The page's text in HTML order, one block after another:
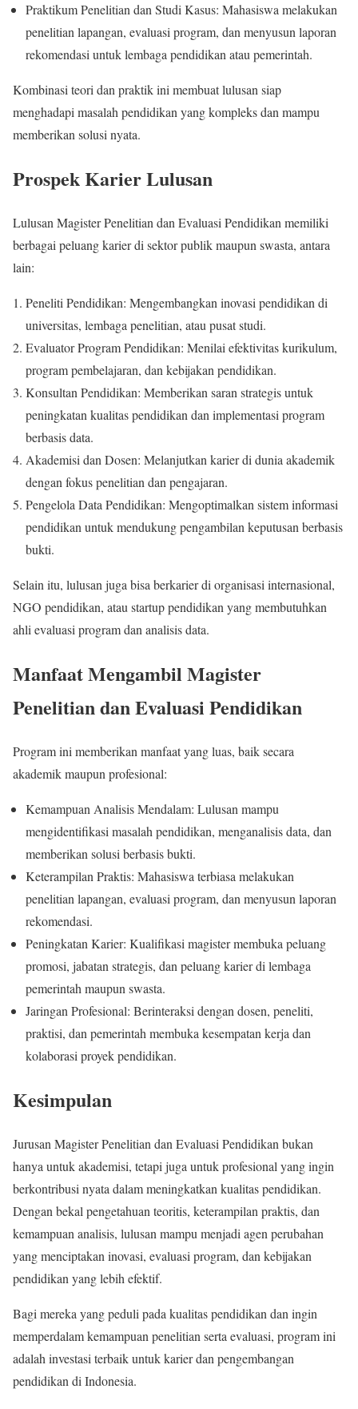
Praktikum Penelitian dan Studi Kasus: Mahasiswa melakukan
penelitian lapangan, evaluasi program, dan menyusun laporan
rekomendasi untuk lembaga pendidikan atau pemerintah.
Kombinasi teori dan praktik ini membuat lulusan siap
menghadapi masalah pendidikan yang kompleks dan mampu
memberikan solusi nyata.
Prospek Karier Lulusan
Lulusan Magister Penelitian dan Evaluasi Pendidikan memiliki
berbagai peluang karier di sektor publik maupun swasta, antara
lain:
Peneliti Pendidikan: Mengembangkan inovasi pendidikan di
universitas, lembaga penelitian, atau pusat studi.
Evaluator Program Pendidikan: Menilai efektivitas kurikulum,
program pembelajaran, dan kebijakan pendidikan.
Konsultan Pendidikan: Memberikan saran strategis untuk
peningkatan kualitas pendidikan dan implementasi program
berbasis data.
Akademisi dan Dosen: Melanjutkan karier di dunia akademik
dengan fokus penelitian dan pengajaran.
Pengelola Data Pendidikan: Mengoptimalkan sistem informasi
pendidikan untuk mendukung pengambilan keputusan berbasis
bukti.
Selain itu, lulusan juga bisa berkarier di organisasi internasional,
NGO pendidikan, atau startup pendidikan yang membutuhkan
ahli evaluasi program dan analisis data.
Manfaat Mengambil Magister
Penelitian dan Evaluasi Pendidikan
Program ini memberikan manfaat yang luas, baik secara
akademik maupun profesional:
Kemampuan Analisis Mendalam: Lulusan mampu
mengidentifikasi masalah pendidikan, menganalisis data, dan
memberikan solusi berbasis bukti.
Keterampilan Praktis: Mahasiswa terbiasa melakukan
penelitian lapangan, evaluasi program, dan menyusun laporan
rekomendasi.
Peningkatan Karier: Kualifikasi magister membuka peluang
promosi, jabatan strategis, dan peluang karier di lembaga
pemerintah maupun swasta.
Jaringan Profesional: Berinteraksi dengan dosen, peneliti,
praktisi, dan pemerintah membuka kesempatan kerja dan
kolaborasi proyek pendidikan.
Kesimpulan
Jurusan Magister Penelitian dan Evaluasi Pendidikan bukan
hanya untuk akademisi, tetapi juga untuk profesional yang ingin
berkontribusi nyata dalam meningkatkan kualitas pendidikan.
Dengan bekal pengetahuan teoritis, keterampilan praktis, dan
kemampuan analisis, lulusan mampu menjadi agen perubahan
yang menciptakan inovasi, evaluasi program, dan kebijakan
pendidikan yang lebih efektif.
Bagi mereka yang peduli pada kualitas pendidikan dan ingin
memperdalam kemampuan penelitian serta evaluasi, program ini
adalah investasi terbaik untuk karier dan pengembangan
pendidikan di Indonesia.